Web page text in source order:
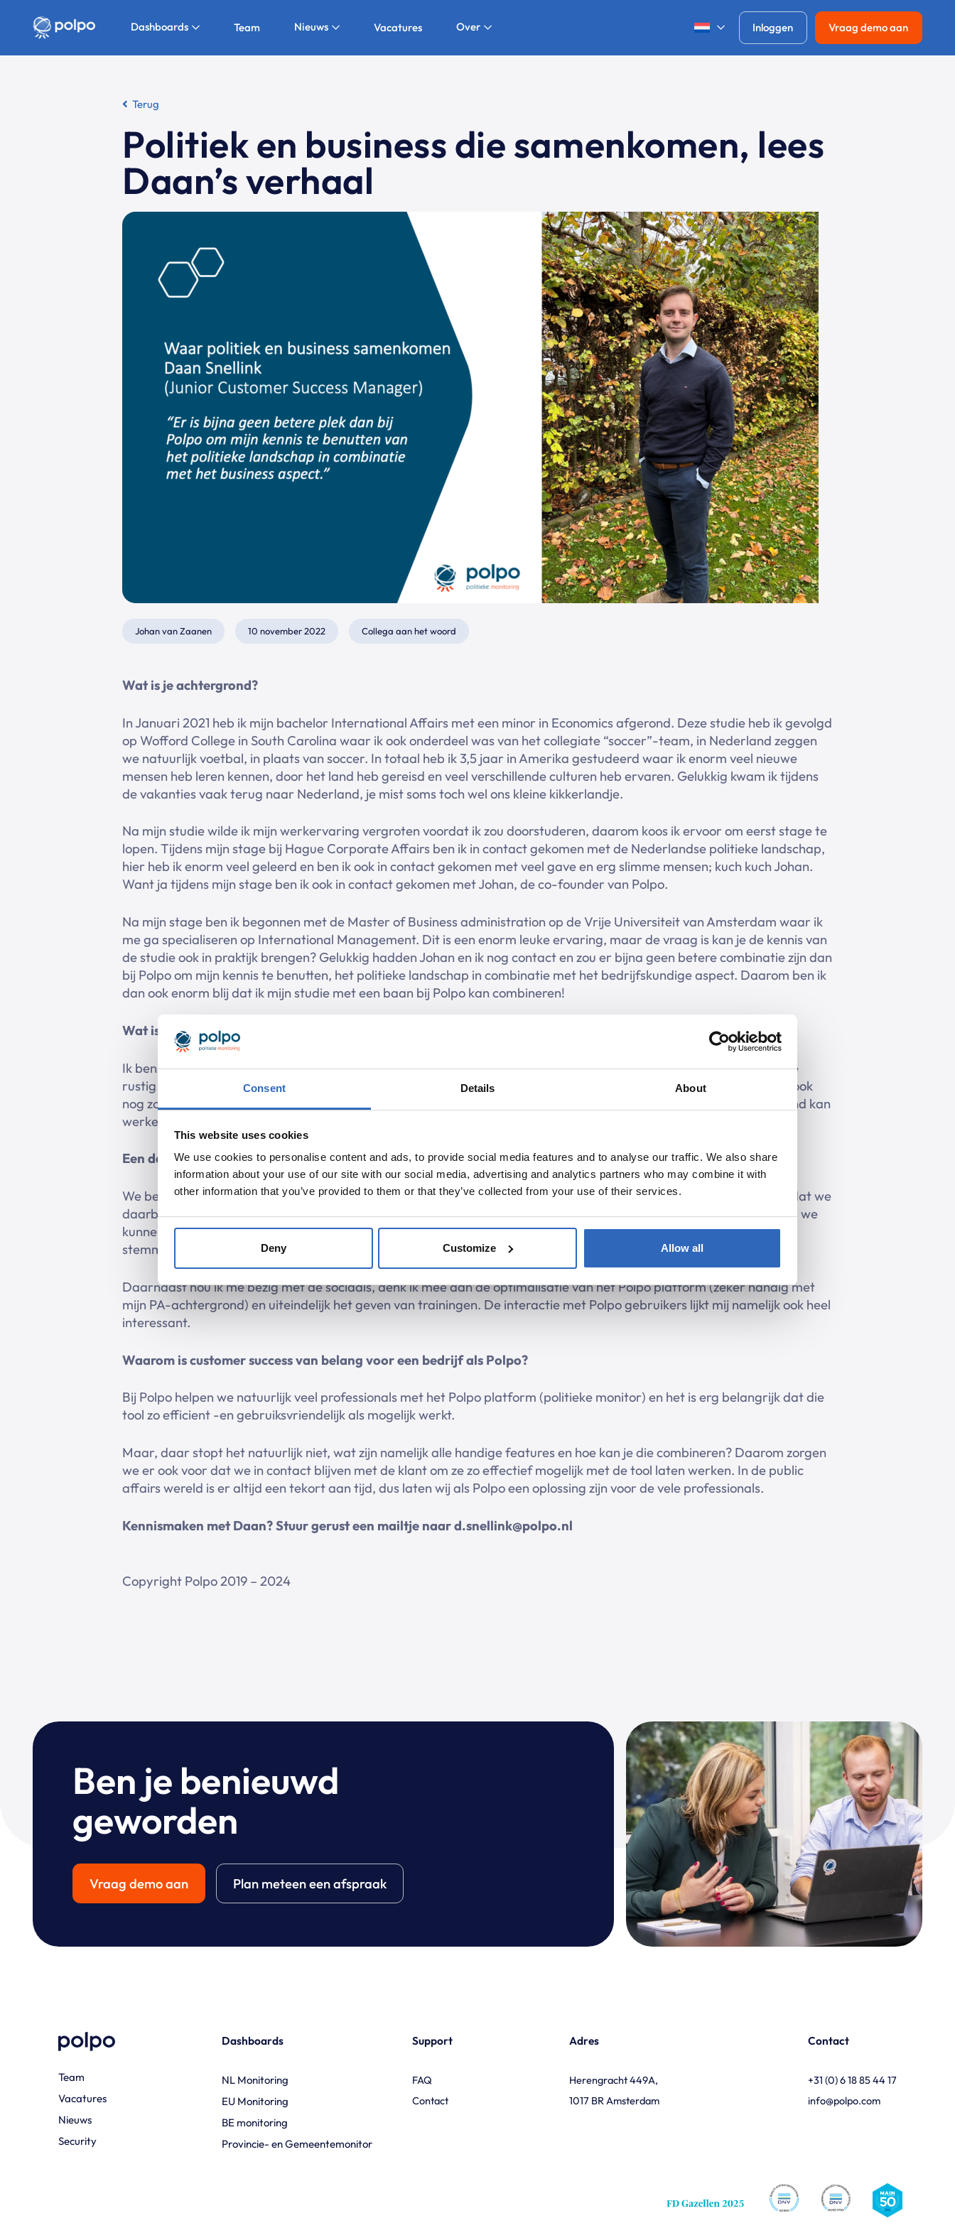
Consent Details About
This website uses cookies
We use cookies to personalise content and ads, to provide social media features and to analyse our traffic. We also share
information about your use of our site with our social media, advertising and analytics partners who may combine it with
other information that you’ve provided to them or that they’ve collected from your use of their services.
Deny Customize Allow all
Dashboards Team Nieuws Vacatures Over Inloggen Vraag demo aan
Terug
Politiek en business die samenkomen, lees
Daan’s verhaal
Johan van Zaanen 10 november 2022 Collega aan het woord
Wat is je achtergrond?
In Januari 2021 heb ik mijn bachelor International Affairs met een minor in Economics afgerond. Deze studie heb ik gevolgd
op Wofford College in South Carolina waar ik ook onderdeel was van het collegiate “soccer”-team, in Nederland zeggen
we natuurlijk voetbal, in plaats van soccer. In totaal heb ik 3,5 jaar in Amerika gestudeerd waar ik enorm veel nieuwe
mensen heb leren kennen, door het land heb gereisd en veel verschillende culturen heb ervaren. Gelukkig kwam ik tijdens
de vakanties vaak terug naar Nederland, je mist soms toch wel ons kleine kikkerlandje.
Na mijn studie wilde ik mijn werkervaring vergroten voordat ik zou doorstuderen, daarom koos ik ervoor om eerst stage te
lopen. Tijdens mijn stage bij Hague Corporate Affairs ben ik in contact gekomen met de Nederlandse politieke landschap,
hier heb ik enorm veel geleerd en ben ik ook in contact gekomen met veel gave en erg slimme mensen; kuch kuch Johan.
Want ja tijdens mijn stage ben ik ook in contact gekomen met Johan, de co-founder van Polpo.
Na mijn stage ben ik begonnen met de Master of Business administration op de Vrije Universiteit van Amsterdam waar ik
me ga specialiseren op International Management. Dit is een enorm leuke ervaring, maar de vraag is kan je de kennis van
de studie ook in praktijk brengen? Gelukkig hadden Johan en ik nog contact en zou er bijna geen betere combinatie zijn dan
bij Polpo om mijn kennis te benutten, het politieke landschap in combinatie met het bedrijfskundige aspect. Daarom ben ik
dan ook enorm blij dat ik mijn studie met een baan bij Polpo kan combineren!
Wat is voor jou de ideale vrijetijdsbesteding?
Ik ben wat betreft mijn vrijetijdsbesteding enorm divers. Bijvoorbeeld hou ik er heel erg van om na werk of mijn studie
rustig op de bank een podcast te luisteren of een boek te lezen, maar ik doe ook nog steeds aan voetbal en probeer ook
nog zo vaak als ik kan naar de sportschool te gaan. Ik merk dat intensief sporten heel rustgevend en ook verhelderend kan
werken.
Een dag in het leven van eencustomer success manager, hoe ziet dat er uit?
We beginnen bij Polpo vaak met een daily start-up. Het idee is hier dat we even kort contact hebben met elkaar en dat we
daarbij aangeven wat er op de planning staat en wat er recent gelukt is. We hebben met Polpo fysieke ruimtes waar we
kunnen zitten in Amsterdam en Den Haag, maar we doen ook veel digitaal. Daarom is het zeker fijn om even af te
stemmen waar iedereen mee bezig is en of we elkaar nog kunnen helpen.
Daarnaast hou ik me bezig met de sociaals, denk ik mee aan de optimalisatie van het Polpo platform (zeker handig met
mijn PA-achtergrond) en uiteindelijk het geven van trainingen. De interactie met Polpo gebruikers lijkt mij namelijk ook heel
interessant.
Waarom is customer success van belang voor een bedrijf als Polpo?
Bij Polpo helpen we natuurlijk veel professionals met het Polpo platform (politieke monitor) en het is erg belangrijk dat die
tool zo efficient -en gebruiksvriendelijk als mogelijk werkt.
Maar, daar stopt het natuurlijk niet, wat zijn namelijk alle handige features en hoe kan je die combineren? Daarom zorgen
we er ook voor dat we in contact blijven met de klant om ze zo effectief mogelijk met de tool laten werken. In de public
affairs wereld is er altijd een tekort aan tijd, dus laten wij als Polpo een oplossing zijn voor de vele professionals.
Kennismaken met Daan? Stuur gerust een mailtje naar d.snellink@polpo.nl
Copyright Polpo 2019 – 2024
Ben je benieuwd
geworden
Vraag demo aan Plan meteen een afspraak
Team
Vacatures
Nieuws
Security
Dashboards
NL Monitoring
EU Monitoring
BE monitoring
Provincie- en Gemeentemonitor
Support
FAQ
Contact
Adres
Herengracht 449A,
1017 BR Amsterdam
Contact
+31 (0) 6 18 85 44 17
info@polpo.com